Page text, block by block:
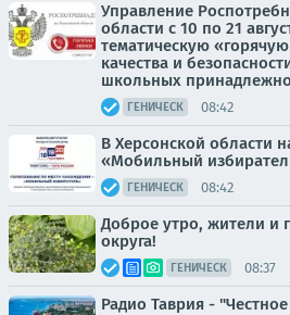
Управление
области с 10 по 21
тематическую
качества и
школьных
ГЕНИЧЕСК 08:42
В Херсонской области
«Мобильный
ГЕНИЧЕСК 08:42
Доброе утро, жители и
округа!
ГЕНИЧЕСК 08:37
Радио Таврия -